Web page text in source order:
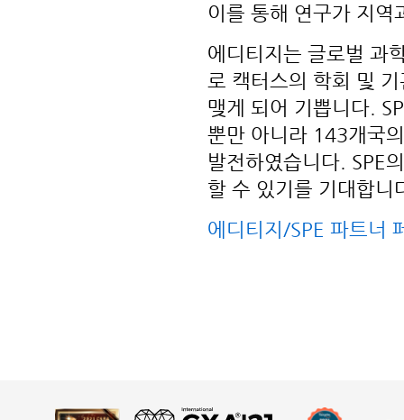
이를 통해 연구가 지역
에디티지는 글로벌 과
로 캑터스의 학회 및
맺게 되어 기쁩니다.
뿐만 아니라 143개국
발전하였습니다. SPE
할 수 있기를 기대합니
에디티지/SPE 파트너